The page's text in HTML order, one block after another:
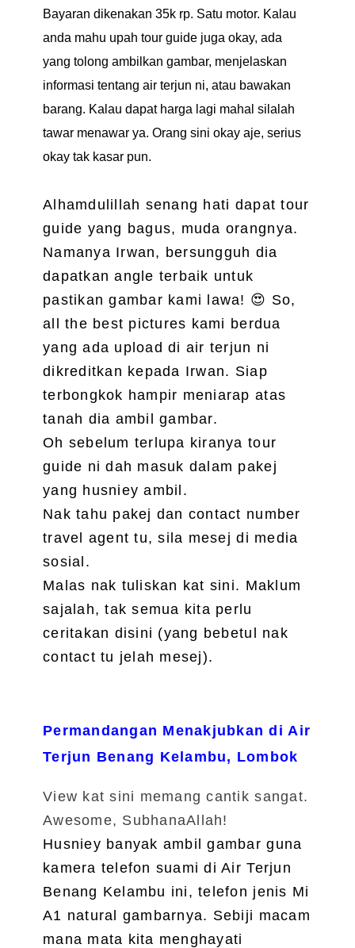
Bayaran dikenakan 35k rp. Satu motor. Kalau
anda mahu upah tour guide juga okay, ada
yang tolong ambilkan gambar, menjelaskan
informasi tentang air terjun ni, atau bawakan
barang. Kalau dapat harga lagi mahal silalah
tawar menawar ya. Orang sini okay aje, serius
okay tak kasar pun.
Alhamdulillah senang hati dapat tour
guide yang bagus, muda orangnya.
Namanya Irwan, bersungguh dia
dapatkan angle terbaik untuk
pastikan gambar kami lawa! 😍 So,
all the best pictures kami berdua
yang ada upload di air terjun ni
dikreditkan kepada Irwan. Siap
terbongkok hampir meniarap atas
tanah dia ambil gambar.
Oh sebelum terlupa kiranya tour
guide ni dah masuk dalam pakej
yang husniey ambil.
Nak tahu pakej dan contact number
travel agent tu, sila mesej di media
sosial.
Malas nak tuliskan kat sini. Maklum
sajalah, tak semua kita perlu
ceritakan disini (yang bebetul nak
contact tu jelah mesej).
Permandangan Menakjubkan di Air
Terjun Benang Kelambu, Lombok
View kat sini memang cantik sangat.
Awesome, SubhanaAllah!
Husniey banyak ambil gambar guna
kamera telefon suami di Air Terjun
Benang Kelambu ini, telefon jenis Mi
A1 natural gambarnya. Sebiji macam
mana mata kita menghayati